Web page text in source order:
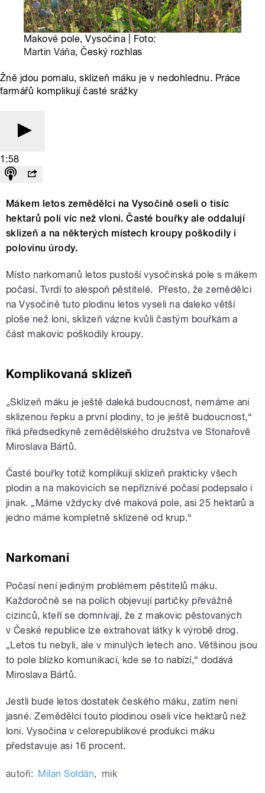
Makové pole, Vysočina | Foto:
Martin Váňa, Český rozhlas
Žně jdou pomalu, sklizeň máku je v nedohlednu. Práce
farmářů komplikují časté srážky
1:58
Mákem letos zemědělci na Vysočině oseli o tisíc
hektarů polí víc než vloni. Časté bouřky ale oddalují
sklizeň a na některých místech kroupy poškodily i
polovinu úrody.
Místo narkomanů letos pustoší vysočinská pole s mákem
počasí. Tvrdí to alespoň pěstitelé. Přesto, že zemědělci
na Vysočině tuto plodinu letos vyseli na daleko větší
ploše než loni, sklizeň vázne kvůli častým bouřkám a
část makovic poškodily kroupy.
Komplikovaná sklizeň
„Sklizeň máku je ještě daleká budoucnost, nemáme ani
sklizenou řepku a první plodiny, to je ještě budoucnost,“
říká předsedkyně zemědělského družstva ve Stonařově
Miroslava Bártů.
Časté bouřky totiž komplikují sklizeň prakticky všech
plodin a na makovicích se nepříznivé počasí podepsalo i
jinak. „Máme vždycky dvě maková pole, asi 25 hektarů a
jedno máme kompletně sklizené od krup.“
Narkomani
Počasí není jediným problémem pěstitelů máku.
Každoročně se na polích objevují partičky převážně
cizinců, kteří se domnívají, že z makovic pěstovaných
v České republice lze extrahovat látky k výrobě drog.
„Letos tu nebyli, ale v minulých letech ano. Většinou jsou
to pole blízko komunikací, kde se to nabízí,“ dodává
Miroslava Bártů.
Jestli bude letos dostatek českého máku, zatím není
jasné. Zemědělci touto plodinou oseli více hektarů než
loni. Vysočina v celorepublikové produkci máku
představuje asi 16 procent.
autoři: Milan Soldán, mik